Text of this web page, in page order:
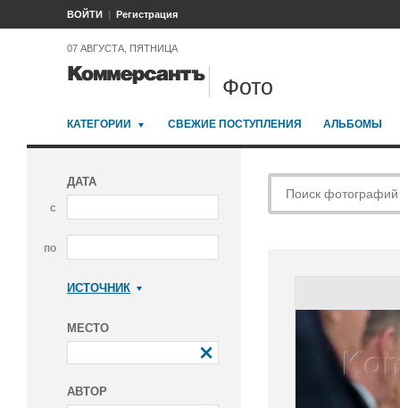
ВОЙТИ Регистрация
07 АВГУСТА, ПЯТНИЦА
Фото
КАТЕГОРИИ СВЕЖИЕ ПОСТУПЛЕНИЯ АЛЬБОМЫ
ДАТА
с
по
ИСТОЧНИК
МЕСТО
АВТОР